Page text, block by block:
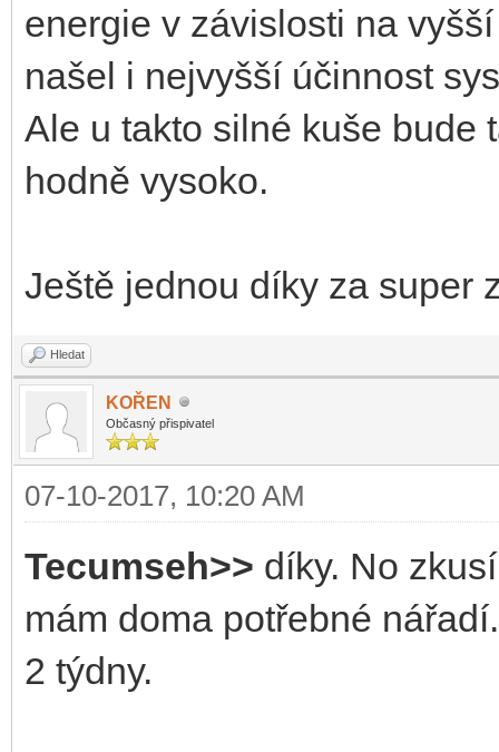
energie v závislosti na
našel i nejvyšší účinnost
Ale u takto silné kuše
hodně vysoko.
Ještě jednou díky za super
Hledat
KOŘEN
Občasný přispivatel
07-10-2017, 10:20 AM
Tecumseh>> díky. No
mám doma potřebné
2 týdny.